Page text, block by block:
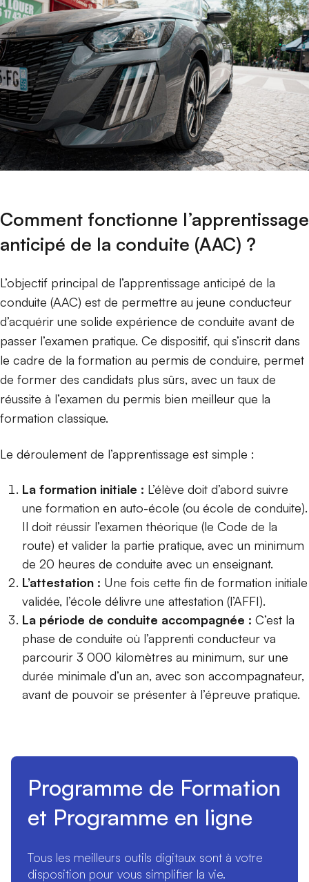
Comment fonctionne l’apprentissage
anticipé de la conduite (AAC) ?
L’objectif principal de l’apprentissage anticipé de la
conduite (AAC) est de permettre au jeune conducteur
d’acquérir une solide expérience de conduite avant de
passer l’examen pratique. Ce dispositif, qui s’inscrit dans
le cadre de la formation au permis de conduire, permet
de former des candidats plus sûrs, avec un taux de
réussite à l’examen du permis bien meilleur que la
formation classique.
Le déroulement de l’apprentissage est simple :
La formation initiale : L’élève doit d’abord suivre
une formation en auto-école (ou école de conduite).
Il doit réussir l’examen théorique (le Code de la
route) et valider la partie pratique, avec un minimum
de 20 heures de conduite avec un enseignant.
L’attestation : Une fois cette fin de formation initiale
validée, l’école délivre une attestation (l’AFFI).
La période de conduite accompagnée : C’est la
phase de conduite où l’apprenti conducteur va
parcourir 3 000 kilomètres au minimum, sur une
durée minimale d’un an, avec son accompagnateur,
avant de pouvoir se présenter à l’épreuve pratique.
Programme de Formation
et Programme en ligne
Tous les meilleurs outils digitaux sont à votre
disposition pour vous simplifier la vie.